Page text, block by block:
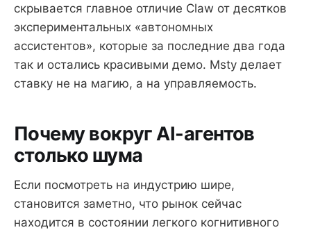
скрывается главное отличие Claw от десятков
экспериментальных «автономных
ассистентов», которые за последние два года
так и остались красивыми демо. Msty делает
ставку не на магию, а на управляемость.
Почему вокруг AI-агентов
столько шума
Если посмотреть на индустрию шире,
становится заметно, что рынок сейчас
находится в состоянии легкого когнитивного